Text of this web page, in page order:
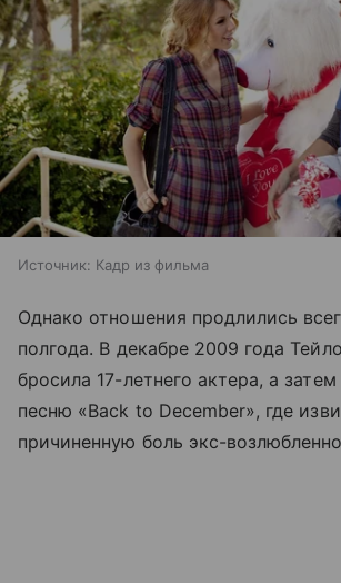
Источник: Кадр из фильма
Однако отношения продлились
полгода. В декабре 2009 года
бросила 17-летнего актера, а
песню «Back to December», где
причиненную боль экс-